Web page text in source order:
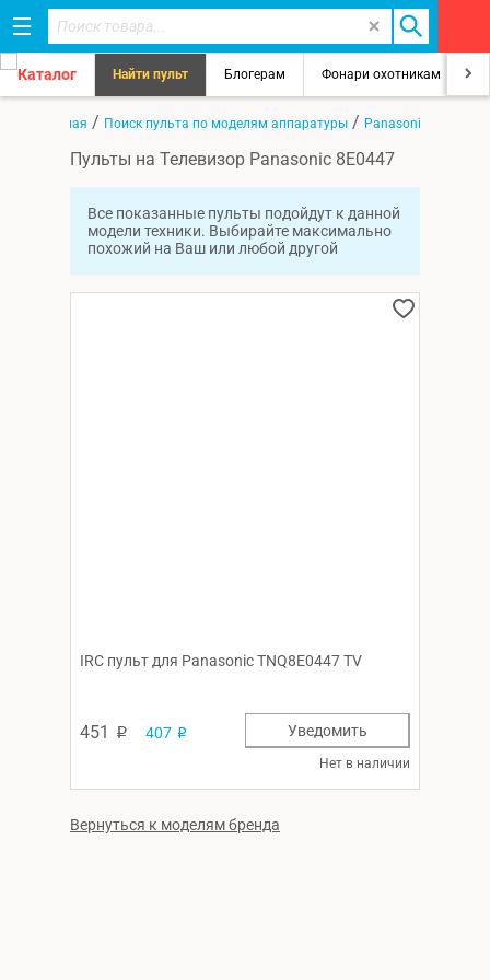
Каталог Найти пульт Блогерам Фонари охотникам
Главная / Поиск пульта по моделям аппаратуры / Panasonic
Пульты на Телевизор Panasonic 8E0447
Все показанные пульты подойдут к данной
модели техники. Выбирайте максимально
похожий на Ваш или любой другой
IRC пульт для Panasonic TNQ8E0447 TV
451 p 407 p
Нет в наличии
Уведомить
Вернуться к моделям бренда